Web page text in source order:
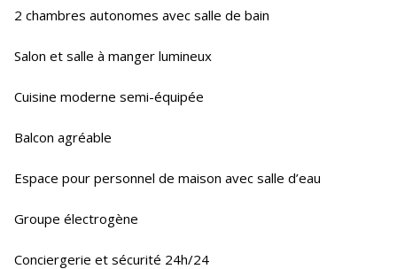
2 chambres autonomes avec salle de bain
Salon et salle à manger lumineux
Cuisine moderne semi-équipée
Balcon agréable
Espace pour personnel de maison avec salle d’eau
Groupe électrogène
Conciergerie et sécurité 24h/24